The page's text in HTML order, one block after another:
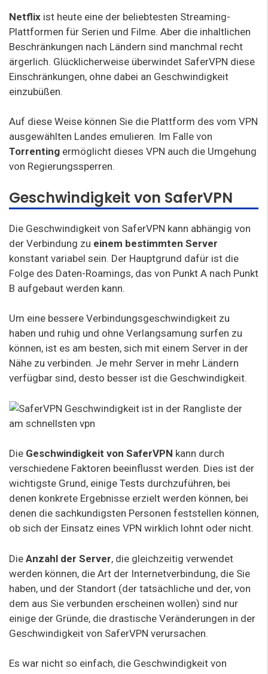
Netflix ist heute eine der beliebtesten Streaming-
Plattformen für Serien und Filme. Aber die inhaltlichen
Beschränkungen nach Ländern sind manchmal recht
ärgerlich. Glücklicherweise überwindet SaferVPN diese
Einschränkungen, ohne dabei an Geschwindigkeit
einzubüßen.
Auf diese Weise können Sie die Plattform des vom VPN
ausgewählten Landes emulieren. Im Falle von
Torrenting ermöglicht dieses VPN auch die Umgehung
von Regierungssperren.
Geschwindigkeit von SaferVPN
Die Geschwindigkeit von SaferVPN kann abhängig von
der Verbindung zu einem bestimmten Server
konstant variabel sein. Der Hauptgrund dafür ist die
Folge des Daten-Roamings, das von Punkt A nach Punkt
B aufgebaut werden kann.
Um eine bessere Verbindungsgeschwindigkeit zu
haben und ruhig und ohne Verlangsamung surfen zu
können, ist es am besten, sich mit einem Server in der
Nähe zu verbinden. Je mehr Server in mehr Ländern
verfügbar sind, desto besser ist die Geschwindigkeit.
Die Geschwindigkeit von SaferVPN kann durch
verschiedene Faktoren beeinflusst werden. Dies ist der
wichtigste Grund, einige Tests durchzuführen, bei
denen konkrete Ergebnisse erzielt werden können, bei
denen die sachkundigsten Personen feststellen können,
ob sich der Einsatz eines VPN wirklich lohnt oder nicht.
Die Anzahl der Server, die gleichzeitig verwendet
werden können, die Art der Internetverbindung, die Sie
haben, und der Standort (der tatsächliche und der, von
dem aus Sie verbunden erscheinen wollen) sind nur
einige der Gründe, die drastische Veränderungen in der
Geschwindigkeit von SaferVPN verursachen.
Es war nicht so einfach, die Geschwindigkeit von